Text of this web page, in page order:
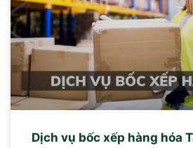
Dịch vụ bốc xếp hàng hóa